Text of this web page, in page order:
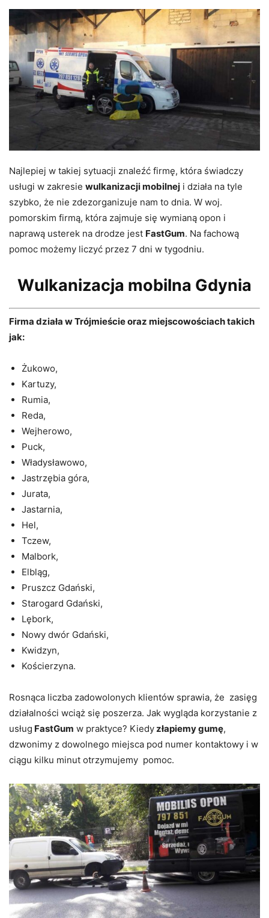
Najlepiej w takiej sytuacji znaleźć firmę, która świadczy
usługi w zakresie wulkanizacji mobilnej i działa na tyle
szybko, że nie zdezorganizuje nam to dnia. W woj.
pomorskim firmą, która zajmuje się wymianą opon i
naprawą usterek na drodze jest FastGum. Na fachową
pomoc możemy liczyć przez 7 dni w tygodniu.
Wulkanizacja mobilna Gdynia
Firma działa w Trójmieście oraz miejscowościach takich
jak:
Żukowo,
Kartuzy,
Rumia,
Reda,
Wejherowo,
Puck,
Władysławowo,
Jastrzębia góra,
Jurata,
Jastarnia,
Hel,
Tczew,
Malbork,
Elbląg,
Pruszcz Gdański,
Starogard Gdański,
Lębork,
Nowy dwór Gdański,
Kwidzyn,
Kościerzyna.
Rosnąca liczba zadowolonych klientów sprawia, że zasięg
działalności wciąż się poszerza. Jak wygląda korzystanie z
usług FastGum w praktyce? Kiedyzłapiemy gumę,
dzwonimy z dowolnego miejsca pod numer kontaktowy i w
ciągu kilku minut otrzymujemy pomoc.